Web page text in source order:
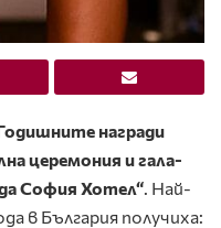
награди
церемония и гала-
София Хотел“ . Най-
в България получиха: